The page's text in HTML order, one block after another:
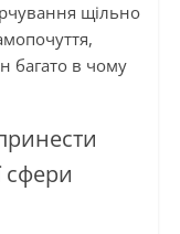
щільно
багато в чому
сфери